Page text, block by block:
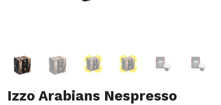
Izzo Arabians Nespresso